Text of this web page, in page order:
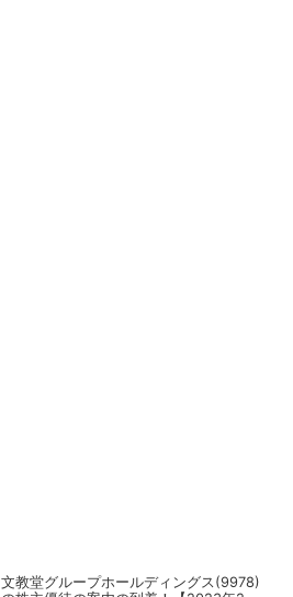
文教堂グループホールディングス(9978)